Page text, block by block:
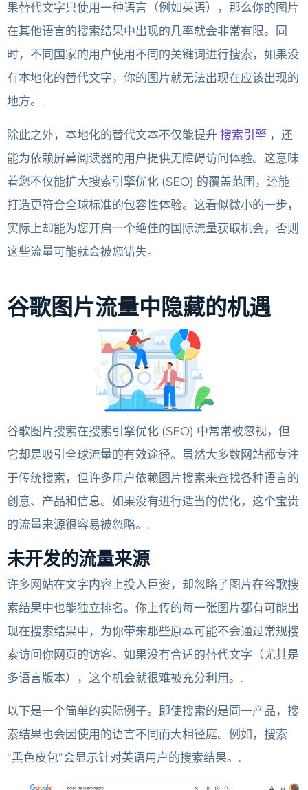
果替代文字只使用一种语言（例如英语），那么你的图片
在其他语言的搜索结果中出现的几率就会非常有限。同
时，不同国家的用户使用不同的关键词进行搜索，如果没
有本地化的替代文字，你的图片就无法出现在应该出现的
地方。.
除此之外，本地化的替代文本不仅能提升 搜索引擎 ，还
能为依赖屏幕阅读器的用户提供无障碍访问体验。这意味
着您不仅能扩大搜索引擎优化 (SEO) 的覆盖范围，还能
打造更符合全球标准的包容性体验。这看似微小的一步，
实际上却能为您开启一个绝佳的国际流量获取机会，否则
这些流量可能就会被您错失。
谷歌图片流量中隐藏的机遇
谷歌图片搜索在搜索引擎优化 (SEO) 中常常被忽视，但
它却是吸引全球流量的有效途径。虽然大多数网站都专注
于传统搜索，但许多用户依赖图片搜索来查找各种语言的
创意、产品和信息。如果没有进行适当的优化，这个宝贵
的流量来源很容易被忽略。.
未开发的流量来源
许多网站在文字内容上投入巨资，却忽略了图片在谷歌搜
索结果中也能独立排名。你上传的每一张图片都有可能出
现在搜索结果中，为你带来那些原本可能不会通过常规搜
索访问你网页的访客。如果没有合适的替代文字（尤其是
多语言版本），这个机会就很难被充分利用。.
以下是一个简单的实际例子。即使搜索的是同一产品，搜
索结果也会因使用的语言不同而大相径庭。例如，搜索
“黑色皮包”会显示针对英语用户的搜索结果。.